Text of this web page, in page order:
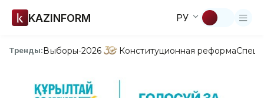
KAZINFORM РУ
Тренды:Выборы-2026 Конституционная реформа